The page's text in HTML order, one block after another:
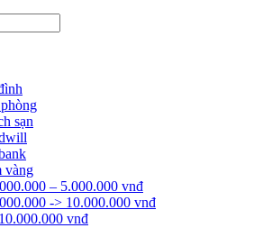
sạn
vàng
– 5.000.000 vnđ
-> 10.000.000 vnđ
vnđ